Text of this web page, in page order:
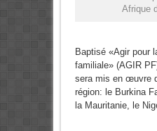
Afrique
Baptisé «Agir pour
familiale» (AGIR
sera mis en œuvre
région: le Burkina
la Mauritanie, le